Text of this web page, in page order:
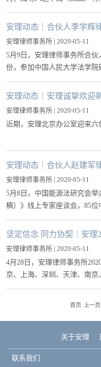
京办公室合伙人包华律师和张
安理律师事务所 | 2020-05-11
5月9日，安理律师事务所合
份，参加中国人民大学法学
杨立新教授、熊丙万副教授
教授担任答辩委员会主席。本
安理动态｜安理诚挚欢迎
安理律师事务所 | 2020-05-11
近期，安理北京办公室迎来六
安理律师事务所 | 2020-05-11
5月8日，中国能源法研究会
稿）》线上专家座谈会，85
事务所合伙人赵建军律师作
理事长、民盟北京市经济委员
法建言献策，奉献微薄之力。
坚定信念 同力协契｜安理
安理律师事务所 | 2020-05-11
4月28日，安理律师事务所
京、上海、深圳、天津、南
室的70余名合伙人通过互联
首页 上一页
关于安理
联系我们